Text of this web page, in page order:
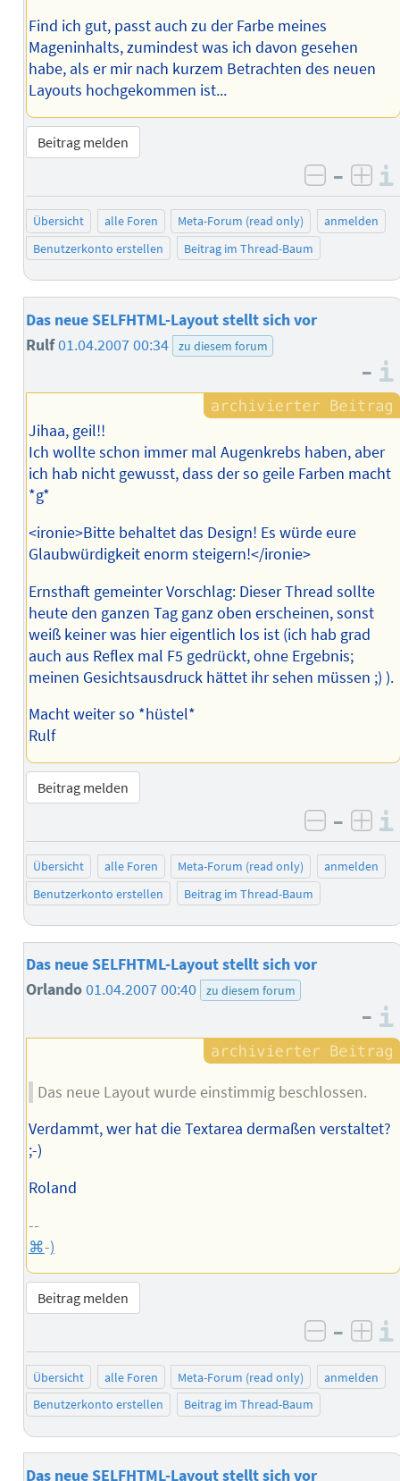
Find ich gut, passt auch zu der Farbe meines
Mageninhalts, zumindest was ich davon gesehen
habe, als er mir nach kurzem Betrachten des neuen
Layouts hochgekommen ist...
Beitrag melden
negativ
–
Übersicht alle Foren Meta-Forum (read only)
anmelden
Benutzerkonto erstellen
Beitrag im Thread-Baum
Das neue SELFHTML-Layout stellt sich vor
Rulf01.04.2007 00:34 zu diesem forum
–
Jihaa, geil!!
Ich wollte schon immer mal Augenkrebs haben, aber
ich hab nicht gewusst, dass der so geile Farben macht
*g*
<ironie>Bitte behaltet das Design! Es würde eure
Glaubwürdigkeit enorm steigern!</ironie>
Ernsthaft gemeinter Vorschlag: Dieser Thread sollte
heute den ganzen Tag ganz oben erscheinen, sonst
weiß keiner was hier eigentlich los ist (ich hab grad
auch aus Reflex mal F5 gedrückt, ohne Ergebnis;
meinen Gesichtsausdruck hättet ihr sehen müssen ;) ).
Macht weiter so *hüstel*
Rulf
Beitrag melden
negativ
–
Übersicht alle Foren Meta-Forum (read only)
anmelden
Benutzerkonto erstellen
Beitrag im Thread-Baum
Das neue SELFHTML-Layout stellt sich vor
Orlando01.04.2007 00:40 zu diesem forum
–
Das neue Layout wurde einstimmig beschlossen.
Verdammt, wer hat die Textarea dermaßen verstaltet?
;-)
Roland
--
⌘-)
Beitrag melden
negativ
–
Übersicht alle Foren Meta-Forum (read only)
anmelden
Benutzerkonto erstellen
Beitrag im Thread-Baum
Das neue SELFHTML-Layout stellt sich vor